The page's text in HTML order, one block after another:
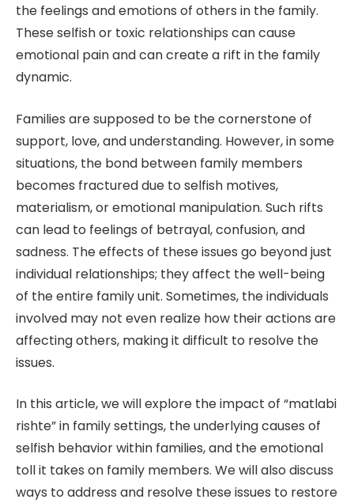
the feelings and emotions of others in the family.
These selfish or toxic relationships can cause
emotional pain and can create a rift in the family
dynamic.
Families are supposed to be the cornerstone of
support, love, and understanding. However, in some
situations, the bond between family members
becomes fractured due to selfish motives,
materialism, or emotional manipulation. Such rifts
can lead to feelings of betrayal, confusion, and
sadness. The effects of these issues go beyond just
individual relationships; they affect the well-being
of the entire family unit. Sometimes, the individuals
involved may not even realize how their actions are
affecting others, making it difficult to resolve the
issues.
In this article, we will explore the impact of “matlabi
rishte” in family settings, the underlying causes of
selfish behavior within families, and the emotional
toll it takes on family members. We will also discuss
ways to address and resolve these issues to restore